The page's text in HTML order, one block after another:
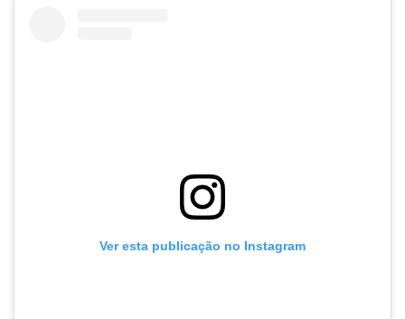
Ver esta publicação no Instagram